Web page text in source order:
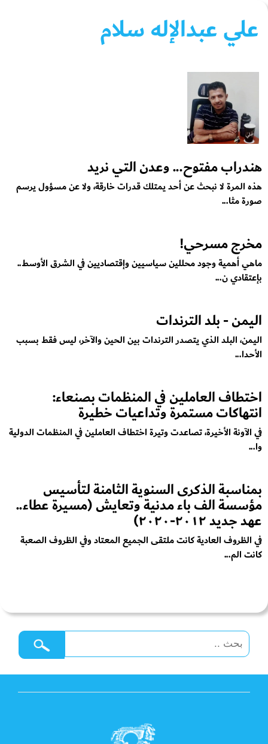
علي عبدالإله سلام
هندراب مفتوح... وعدن التي نريد
هذه المرة لا نبحث عن أحد يمتلك قدرات خارقة، ولا عن مسؤول يرسم
صورة مثا...
مخرج مسرحي!
ماهي أهمية وجود محللين سياسيين وإقتصاديين في الشرق الأوسط..
بإعتقادي ن...
اليمن - بلد الترندات
اليمن، البلد الذي يتصدر الترندات بين الحين والآخر، ليس فقط بسبب
الأحدا...
اختطاف العاملين في المنظمات بصنعاء:
انتهاكات مستمرة وتداعيات خطيرة
في الآونة الأخيرة، تصاعدت وتيرة اختطاف العاملين في المنظمات الدولية
وا...
بمناسبة الذكرى السنوية الثامنة لتأسيس
مؤسسة الف باء مدنية وتعايش (مسيرة عطاء..
عهد جديد ٢٠١٢-٢٠٢٠)
في الظروف العادية كانت ملتقى الجميع المعتاد وفي الظروف الصعبة
كانت الم...